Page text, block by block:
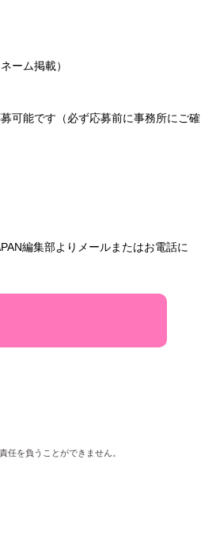
ーム掲載）
可能です（必ず応募前に事務所にご確
編集部よりメールまたはお電話に
任を負うことができません。